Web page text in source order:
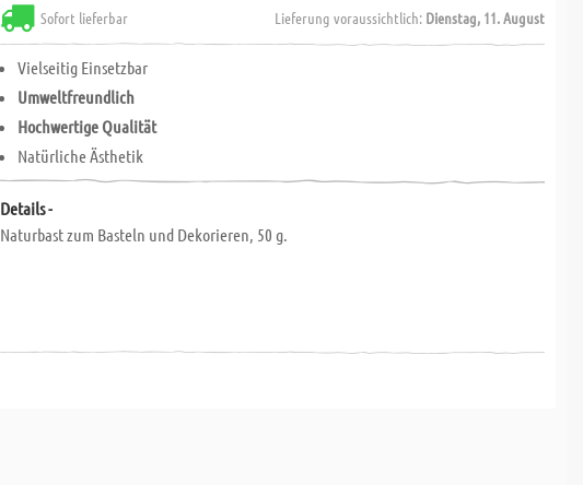
Sofort lieferbar Lieferung voraussichtlich: Dienstag, 11. August
Vielseitig Einsetzbar
Umweltfreundlich
Hochwertige Qualität
Natürliche Ästhetik
Details -
Naturbast zum Basteln und Dekorieren, 50 g.